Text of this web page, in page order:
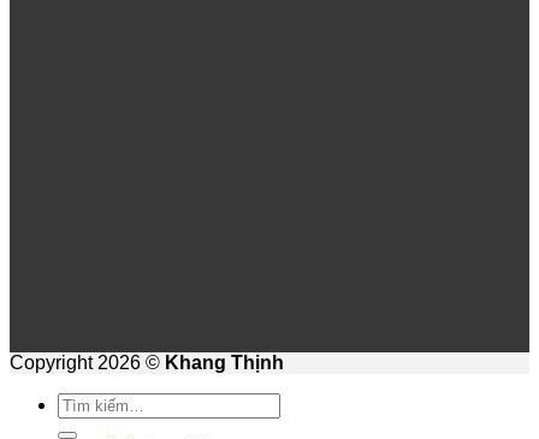
Copyright 2026 © Khang Thịnh
Tìm
kiếm: